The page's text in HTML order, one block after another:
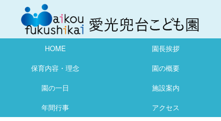
HOME
園長挨拶
保育内容・理念
園の概要
園の一日
施設案内
年間行事
アクセス